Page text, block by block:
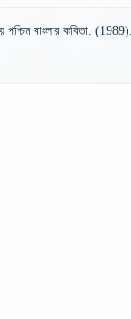
পশ্চিম বাংলার কবিতা.